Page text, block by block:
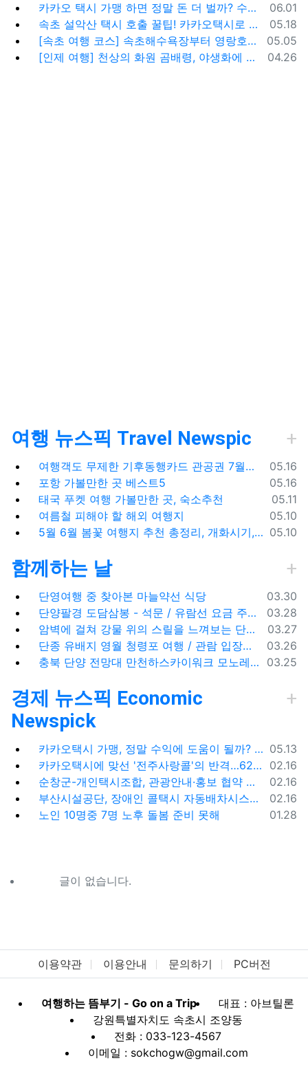
등록일
06.01
카카오 택시 가맹 하면 정말 돈 더 벌까? 수수료 대비 수익 분석과 비가맹의 영리한 선택
등록일
05.18
속초 설악산 택시 호출 꿀팁! 카카오택시로 빠르고 편하게 이용하는 방법
등록일
05.05
[속초 여행 코스] 속초해수욕장부터 영랑호까지, 꼭 가봐야 할 BEST 5
등록일
04.26
[인제 여행] 천상의 화원 곰배령, 야생화에 물들다 (예약 및 코스 팁)
여행 뉴스픽 Travel Newspic
등록일
05.16
여행객도 무제한 기후동행카드 관공권 7월출시
등록일
05.16
포항 가볼만한 곳 베스트5
등록일
05.11
태국 푸켓 여행 가볼만한 곳, 숙소추천
등록일
05.10
여름철 피해야 할 해외 여행지
등록일
05.10
5월 6월 봄꽃 여행지 추천 총정리, 개화시기, 지도공유
함께하는 날
등록일
03.30
단영여행 중 찾아본 마늘약선 식당
등록일
03.28
단양팔경 도담삼봉 - 석문 / 유람선 요금 주차비
등록일
03.27
암벽에 걸쳐 강물 위의 스릴을 느껴보는 단양 잔도길
등록일
03.26
단종 유배지 영월 청령포 여행 / 관람 입장료 주차장
등록일
03.25
충북 단양 전망대 만천하스카이워크 모노레일 주차장 여행코스
경제 뉴스픽 Economic
Newspick
등록일
05.13
카카오택시 가맹, 정말 수익에 도움이 될까? '봉이 김선달'식 수수료의 진실
등록일
02.16
카카오택시에 맞선 '전주사랑콜'의 반격…62% 가입해 순항
등록일
02.16
순창군-개인택시조합, 관광안내·홍보 협약 체결
등록일
02.16
부산시설공단, 장애인 콜택시 자동배차시스템 시범 운영
등록일
01.28
노인 10명중 7명 노후 돌봄 준비 못해
글이 없습니다.
이용약관 이용안내 문의하기 PC버전
여행하는 뜸부기 - Go on a Trip
대표 : 아브틸론
강원특별자치도 속초시 조양동
전화 : 033-123-4567
이메일 : sokchogw@gmail.com